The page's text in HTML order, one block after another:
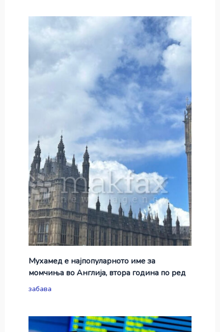
Мухамед е најпопуларното име за
момчиња во Англија, втора година по ред
забава